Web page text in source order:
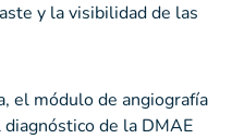
y la visibilidad de las
el módulo de angiografía
de la DMAE